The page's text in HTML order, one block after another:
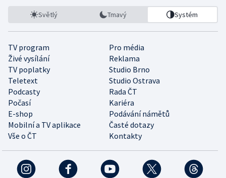
Světlý Tmavý Systém
TV program
Pro média
Živé vysílání
Reklama
TV poplatky
Studio Brno
Teletext
Studio Ostrava
Podcasty
Rada ČT
Počasí
Kariéra
E-shop
Podávání námětů
Mobilní a TV aplikace
Časté dotazy
Vše o ČT
Kontakty